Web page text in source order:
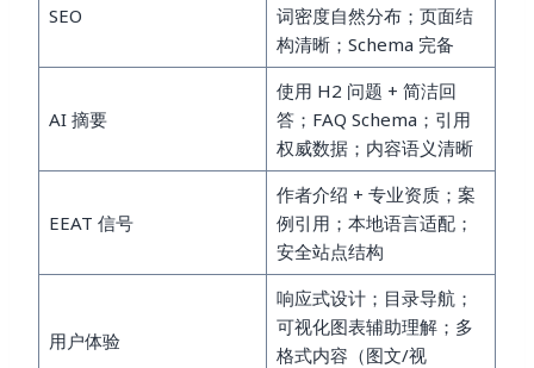
SEO
词密度自然分布；页面结
构清晰；Schema 完备
AI 摘要
使用 H2 问题 + 简洁回
答；FAQ Schema；引用
权威数据；内容语义清晰
EEAT 信号
作者介绍 + 专业资质；案
例引用；本地语言适配；
安全站点结构
用户体验
响应式设计；目录导航；
可视化图表辅助理解；多
格式内容（图文/视